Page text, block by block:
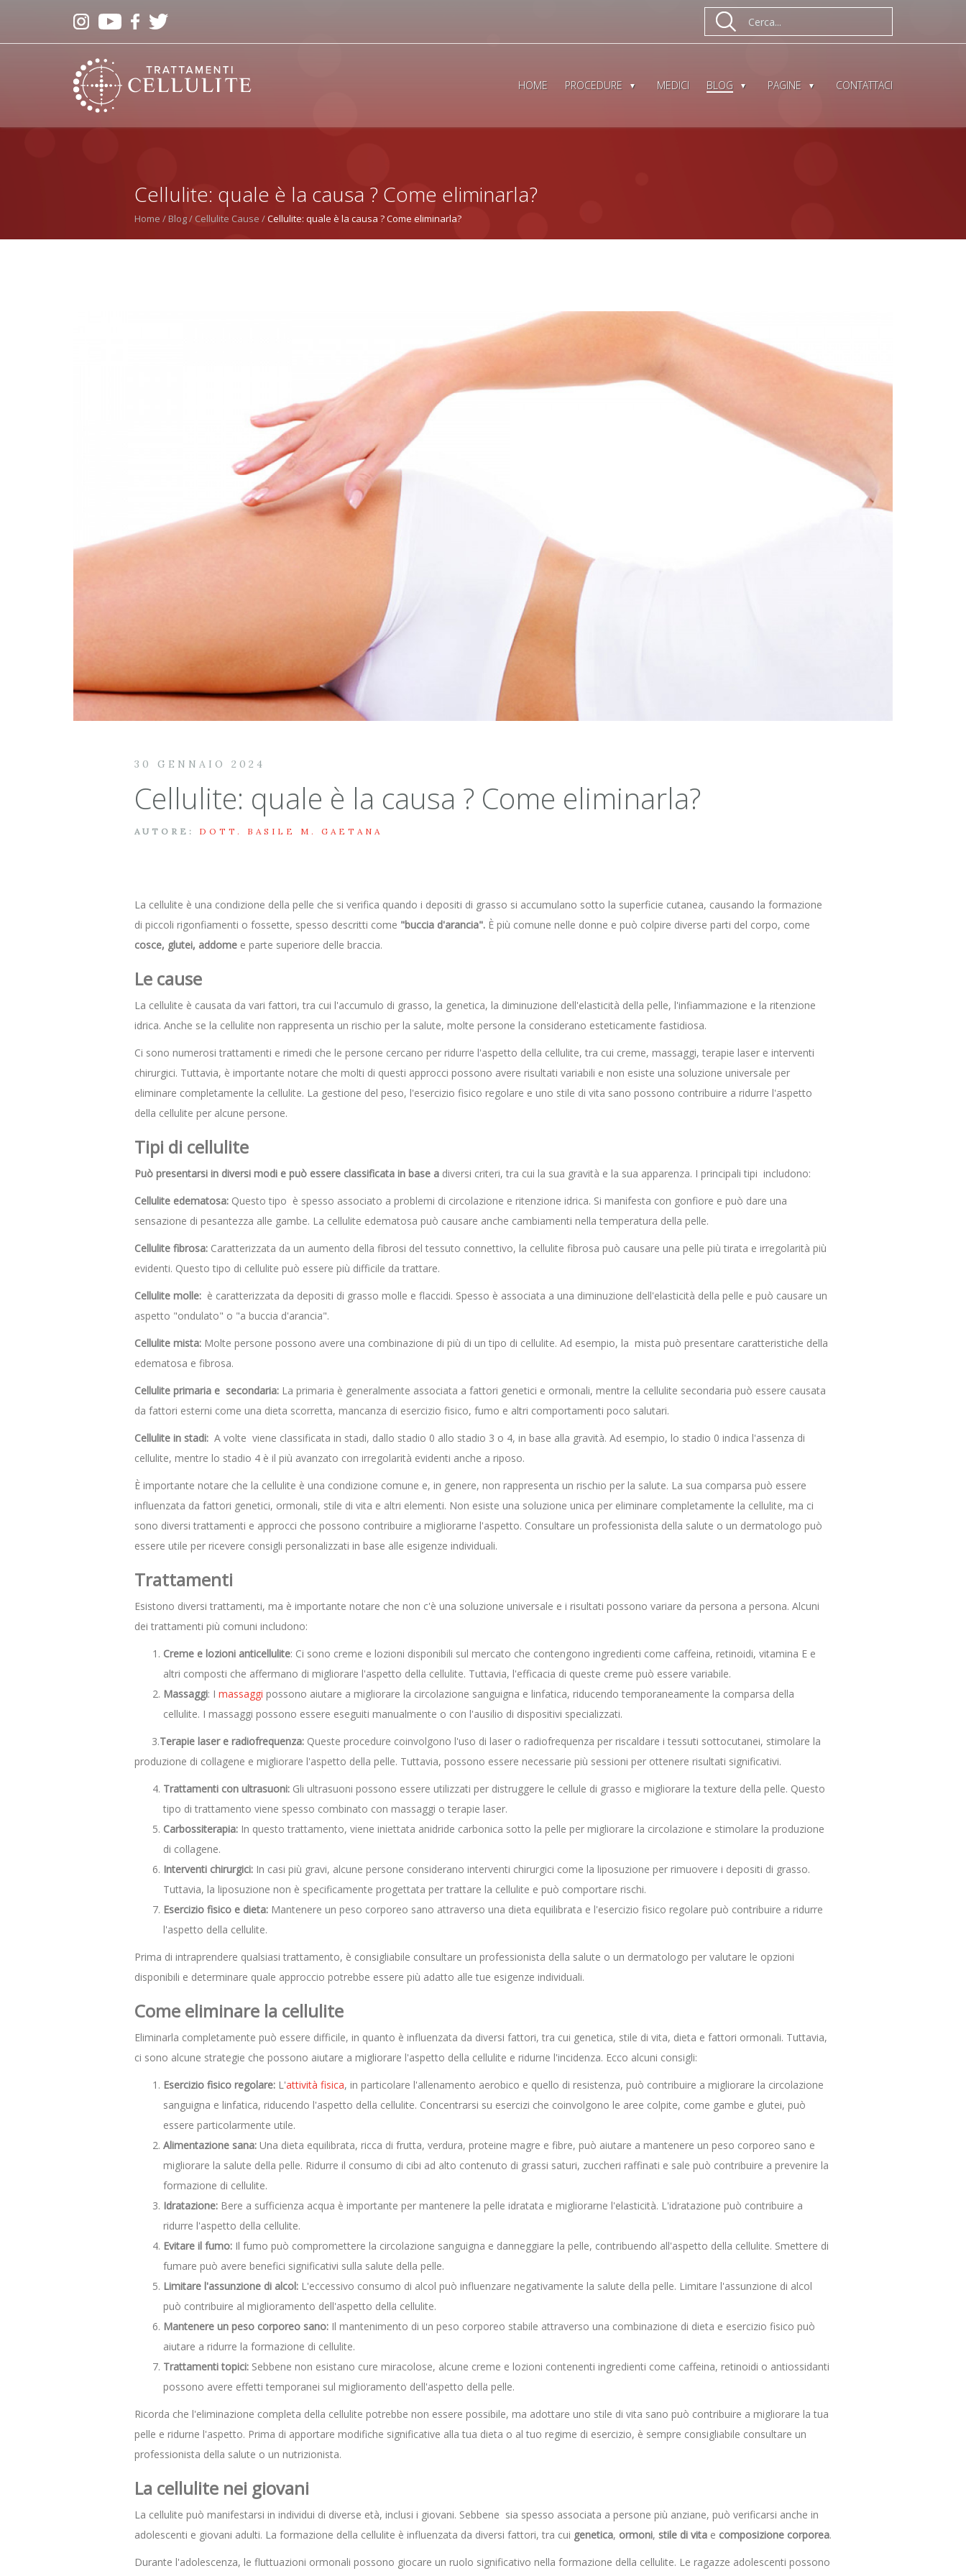
HOME PROCEDURE
DALLE GAMBE IN POCO TEMPO?
PRESSOTERAPIA
ENDERMOLOGIA
MEDICI BLOG
LINFODRENAGGIO
ELETTROLIPOLISI
PAGINE CONTATTACI
Cellulite: quale è la causa ? Come eliminarla?
Home Blog Cellulite Cause Cellulite: quale è la causa ? Come eliminarla?
30 GENNAIO 2024
Cellulite: quale è la causa ? Come eliminarla?
AUTORE: DOTT. BASILE M. GAETANA
La cellulite è una condizione della pelle che si verifica quando i depositi di grasso si accumulano sotto la superficie cutanea, causando la formazione
di piccoli rigonfiamenti o fossette, spesso descritti come "buccia d'arancia". È più comune nelle donne e può colpire diverse parti del corpo, come
cosce, glutei, addome e parte superiore delle braccia.
Le cause
La cellulite è causata da vari fattori, tra cui l'accumulo di grasso, la genetica, la diminuzione dell'elasticità della pelle, l'infiammazione e la ritenzione
idrica. Anche se la cellulite non rappresenta un rischio per la salute, molte persone la considerano esteticamente fastidiosa.
Ci sono numerosi trattamenti e rimedi che le persone cercano per ridurre l'aspetto della cellulite, tra cui creme, massaggi, terapie laser e interventi
chirurgici. Tuttavia, è importante notare che molti di questi approcci possono avere risultati variabili e non esiste una soluzione universale per
eliminare completamente la cellulite. La gestione del peso, l'esercizio fisico regolare e uno stile di vita sano possono contribuire a ridurre l'aspetto
della cellulite per alcune persone.
Tipi di cellulite
Può presentarsi in diversi modi e può essere classificata in base a diversi criteri, tra cui la sua gravità e la sua apparenza. I principali tipi includono:
Cellulite edematosa: Questo tipo è spesso associato a problemi di circolazione e ritenzione idrica. Si manifesta con gonfiore e può dare una
sensazione di pesantezza alle gambe. La cellulite edematosa può causare anche cambiamenti nella temperatura della pelle.
Cellulite fibrosa: Caratterizzata da un aumento della fibrosi del tessuto connettivo, la cellulite fibrosa può causare una pelle più tirata e irregolarità più
evidenti. Questo tipo di cellulite può essere più difficile da trattare.
Cellulite molle: è caratterizzata da depositi di grasso molle e flaccidi. Spesso è associata a una diminuzione dell'elasticità della pelle e può causare un
aspetto "ondulato" o "a buccia d'arancia".
Cellulite mista: Molte persone possono avere una combinazione di più di un tipo di cellulite. Ad esempio, la mista può presentare caratteristiche della
edematosa e fibrosa.
Cellulite primaria e secondaria: La primaria è generalmente associata a fattori genetici e ormonali, mentre la cellulite secondaria può essere causata
da fattori esterni come una dieta scorretta, mancanza di esercizio fisico, fumo e altri comportamenti poco salutari.
Cellulite in stadi: A volte viene classificata in stadi, dallo stadio 0 allo stadio 3 o 4, in base alla gravità. Ad esempio, lo stadio 0 indica l'assenza di
cellulite, mentre lo stadio 4 è il più avanzato con irregolarità evidenti anche a riposo.
È importante notare che la cellulite è una condizione comune e, in genere, non rappresenta un rischio per la salute. La sua comparsa può essere
influenzata da fattori genetici, ormonali, stile di vita e altri elementi. Non esiste una soluzione unica per eliminare completamente la cellulite, ma ci
sono diversi trattamenti e approcci che possono contribuire a migliorarne l'aspetto. Consultare un professionista della salute o un dermatologo può
essere utile per ricevere consigli personalizzati in base alle esigenze individuali.
Trattamenti
Esistono diversi trattamenti, ma è importante notare che non c'è una soluzione universale e i risultati possono variare da persona a persona. Alcuni
dei trattamenti più comuni includono:
Creme e lozioni anticellulite: Ci sono creme e lozioni disponibili sul mercato che contengono ingredienti come caffeina, retinoidi, vitamina E e
altri composti che affermano di migliorare l'aspetto della cellulite. Tuttavia, l'efficacia di queste creme può essere variabile.
Massaggi: I massaggi possono aiutare a migliorare la circolazione sanguigna e linfatica, riducendo temporaneamente la comparsa della
cellulite. I massaggi possono essere eseguiti manualmente o con l'ausilio di dispositivi specializzati.
3.Terapie laser e radiofrequenza: Queste procedure coinvolgono l'uso di laser o radiofrequenza per riscaldare i tessuti sottocutanei, stimolare la
produzione di collagene e migliorare l'aspetto della pelle. Tuttavia, possono essere necessarie più sessioni per ottenere risultati significativi.
Trattamenti con ultrasuoni: Gli ultrasuoni possono essere utilizzati per distruggere le cellule di grasso e migliorare la texture della pelle. Questo
tipo di trattamento viene spesso combinato con massaggi o terapie laser.
Carbossiterapia: In questo trattamento, viene iniettata anidride carbonica sotto la pelle per migliorare la circolazione e stimolare la produzione
di collagene.
Interventi chirurgici: In casi più gravi, alcune persone considerano interventi chirurgici come la liposuzione per rimuovere i depositi di grasso.
Tuttavia, la liposuzione non è specificamente progettata per trattare la cellulite e può comportare rischi.
Esercizio fisico e dieta: Mantenere un peso corporeo sano attraverso una dieta equilibrata e l'esercizio fisico regolare può contribuire a ridurre
l'aspetto della cellulite.
Prima di intraprendere qualsiasi trattamento, è consigliabile consultare un professionista della salute o un dermatologo per valutare le opzioni
disponibili e determinare quale approccio potrebbe essere più adatto alle tue esigenze individuali.
Come eliminare la cellulite
Eliminarla completamente può essere difficile, in quanto è influenzata da diversi fattori, tra cui genetica, stile di vita, dieta e fattori ormonali. Tuttavia,
ci sono alcune strategie che possono aiutare a migliorare l'aspetto della cellulite e ridurne l'incidenza. Ecco alcuni consigli:
Esercizio fisico regolare: L'attività fisica, in particolare l'allenamento aerobico e quello di resistenza, può contribuire a migliorare la circolazione
sanguigna e linfatica, riducendo l'aspetto della cellulite. Concentrarsi su esercizi che coinvolgono le aree colpite, come gambe e glutei, può
essere particolarmente utile.
Alimentazione sana: Una dieta equilibrata, ricca di frutta, verdura, proteine magre e fibre, può aiutare a mantenere un peso corporeo sano e
migliorare la salute della pelle. Ridurre il consumo di cibi ad alto contenuto di grassi saturi, zuccheri raffinati e sale può contribuire a prevenire la
formazione di cellulite.
Idratazione: Bere a sufficienza acqua è importante per mantenere la pelle idratata e migliorarne l'elasticità. L'idratazione può contribuire a
ridurre l'aspetto della cellulite.
Evitare il fumo: Il fumo può compromettere la circolazione sanguigna e danneggiare la pelle, contribuendo all'aspetto della cellulite. Smettere di
fumare può avere benefici significativi sulla salute della pelle.
Limitare l'assunzione di alcol: L'eccessivo consumo di alcol può influenzare negativamente la salute della pelle. Limitare l'assunzione di alcol
può contribuire al miglioramento dell'aspetto della cellulite.
Mantenere un peso corporeo sano: Il mantenimento di un peso corporeo stabile attraverso una combinazione di dieta e esercizio fisico può
aiutare a ridurre la formazione di cellulite.
Trattamenti topici: Sebbene non esistano cure miracolose, alcune creme e lozioni contenenti ingredienti come caffeina, retinoidi o antiossidanti
possono avere effetti temporanei sul miglioramento dell'aspetto della pelle.
Ricorda che l'eliminazione completa della cellulite potrebbe non essere possibile, ma adottare uno stile di vita sano può contribuire a migliorare la tua
pelle e ridurne l'aspetto. Prima di apportare modifiche significative alla tua dieta o al tuo regime di esercizio, è sempre consigliabile consultare un
professionista della salute o un nutrizionista.
La cellulite nei giovani
La cellulite può manifestarsi in individui di diverse età, inclusi i giovani. Sebbene sia spesso associata a persone più anziane, può verificarsi anche in
adolescenti e giovani adulti. La formazione della cellulite è influenzata da diversi fattori, tra cui genetica, ormoni, stile di vita e composizione corporea.
Durante l'adolescenza, le fluttuazioni ormonali possono giocare un ruolo significativo nella formazione della cellulite. Le ragazze adolescenti possono